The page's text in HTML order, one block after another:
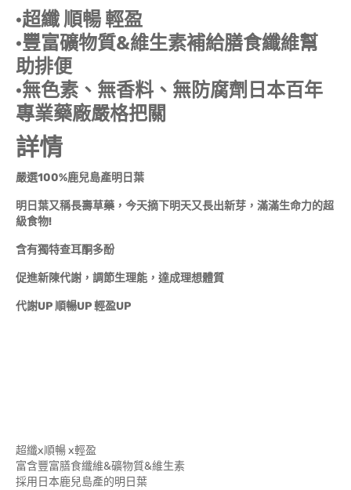
·超纖 順暢 輕盈
·豐富礦物質&維生素補給膳食纖維幫
助排便
·無色素、無香料、無防腐劑日本百年
專業藥廠嚴格把關
詳情
嚴選100%鹿兒島產明日葉
明日葉又稱長壽草藥，今天摘下明天又長出新芽，滿滿生命力的超
級食物!
含有獨特查耳酮多酚
促進新陳代謝，調節生理能，達成理想體質
代謝UP 順暢UP 輕盈UP
超纖x順暢 x輕盈
富含豐富膳食纖維&礦物質&維生素
採用日本鹿兒島產的明日葉